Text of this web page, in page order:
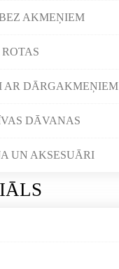
AKMEŅIEM
AR DĀRGAKMEŅIEM
DĀVANAS
UN AKSESUĀRI